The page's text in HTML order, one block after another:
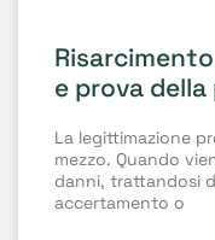
e prova
La legittimazione
mezzo. Quando
danni, trattandosi
accertamento o